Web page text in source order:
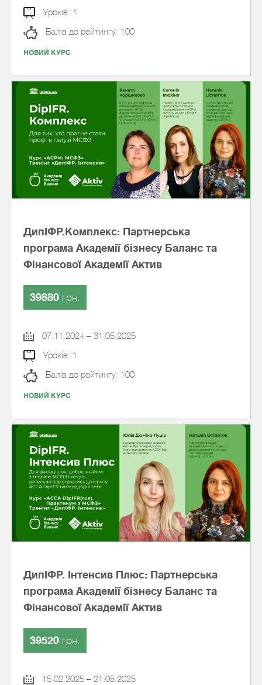
Уроків: 1
Балів до рейтингу: 100
НОВИЙ КУРС
ДипІФР.Комплекс: Партнерська
програма Академії бізнесу Баланс та
Фінансової Академії Актив
39880 грн.
07.11.2024 – 31.05.2025
Уроків: 1
Балів до рейтингу: 100
НОВИЙ КУРС
ДипІФР. Інтенсив Плюс: Партнерська
програма Академії бізнесу Баланс та
Фінансової Академії Актив
39520 грн.
15.02.2025 – 21.05.2025